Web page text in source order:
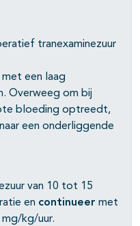
tranexaminezuur
een laag
Overweeg om bij
bloeding optreedt,
een onderliggende
van 10 tot 15
en continueer met
kg/uur.